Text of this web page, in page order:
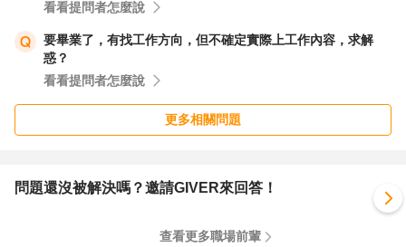
看看提問者怎麼說
要畢業了，有找工作方向，但不確定實際上工作內容，求解
惑？
看看提問者怎麼說
更多相關問題
問題還沒被解決嗎？邀請GIVER來回答！
查看更多職場前輩